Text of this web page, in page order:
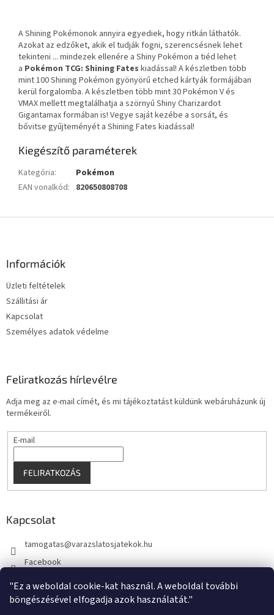
"Ez a weboldal cookie-kat használ. A weboldal további
böngészésével elfogadja azok használatát."
A Shining Pokémonok annyira egyediek, hogy ritkán láthatók.
Azokat az edzőket, akik el tudják fogni, szerencsésnek lehet
tekinteni ... mindezek ellenére a Shiny Pokémon a tiéd lehet
a Pokémon TCG: Shining Fates kiadással! A készletben több
mint 100 Shining Pokémon gyönyörű etched kártyák formájában
kerül forgalomba. A készletben több mint 30 Pokémon V és
VMAX mellett megtalálhatja a szörnyű Shiny Charizardot
Gigantamax formában is! Vegye saját kezébe a sorsát, és
bővitse gyűjteményét a Shining Fates kiadással!
Kiegészítő paraméterek
Kategória:
Pokémon
EAN vonalkód: 820650808708
Információk
Üzleti feltételek
Szállitási ár
Kapcsolat
Személyes adatok védelme
Feliratkozás hírlevélre
Adja meg az e-mail címét, és mi tájékoztatást küldünk webáruházunk új
termékeiről.
E-mail
FELIRATKOZÁS
Kapcsolat
tamogatas@varazslatosjatekok.hu
Facebook
kouzelnehry